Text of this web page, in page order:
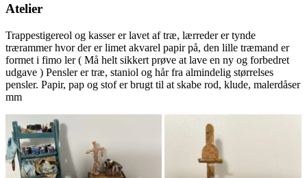
Atelier
Trappestigereol og kasser er lavet af træ, lærreder er tynde
trærammer hvor der er limet akvarel papir på, den lille træmand er
formet i fimo ler ( Må helt sikkert prøve at lave en ny og forbedret
udgave ) Pensler er træ, staniol og hår fra almindelig størrelses
pensler. Papir, pap og stof er brugt til at skabe rod, klude, malerdåser
mm